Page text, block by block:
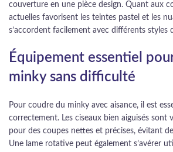
couverture en une pièce design. Quant aux
actuelles favorisent les teintes pastel et les
s’accordent facilement avec différents styles
Équipement essentiel
minky sans difficulté
Pour coudre du minky avec aisance, il est
correctement. Les ciseaux bien aiguisés sont
pour des coupes nettes et précises, évitant
Une lame rotative peut également s’avérer